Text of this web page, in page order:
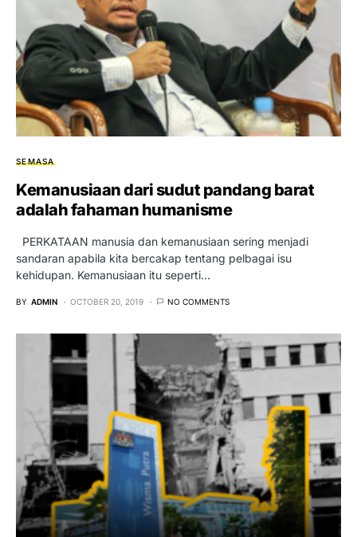
SEMASA
Kemanusiaan dari sudut pandang barat
adalah fahaman humanisme
PERKATAAN manusia dan kemanusiaan sering menjadi
sandaran apabila kita bercakap tentang pelbagai isu
kehidupan. Kemanusiaan itu seperti…
BY ADMIN OCTOBER 20, 2019 NO COMMENTS